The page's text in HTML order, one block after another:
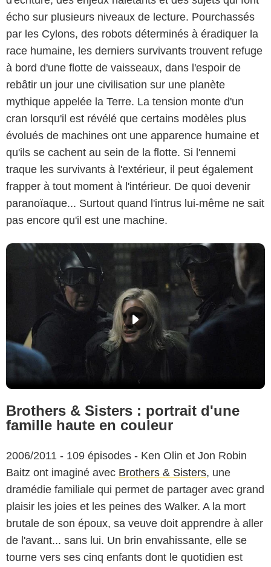
écho sur plusieurs niveaux de lecture. Pourchassés
par les Cylons, des robots déterminés à éradiquer la
race humaine, les derniers survivants trouvent refuge
à bord d'une flotte de vaisseaux, dans l'espoir de
rebâtir un jour une civilisation sur une planète
mythique appelée la Terre. La tension monte d'un
cran lorsqu'il est révélé que certains modèles plus
évolués de machines ont une apparence humaine et
qu'ils se cachent au sein de la flotte. Si l'ennemi
traque les survivants à l'extérieur, il peut également
frapper à tout moment à l'intérieur. De quoi devenir
paranoïaque... Surtout quand l'intrus lui-même ne sait
pas encore qu'il est une machine.
Brothers & Sisters : portrait d'une
famille haute en couleur
2006/2011 - 109 épisodes - Ken Olin et Jon Robin
Baitz ont imaginé avec Brothers & Sisters, une
dramédie familiale qui permet de partager avec grand
plaisir les joies et les peines des Walker. A la mort
brutale de son époux, sa veuve doit apprendre à aller
de l'avant... sans lui. Un brin envahissante, elle se
tourne vers ses cinq enfants dont le quotidien est